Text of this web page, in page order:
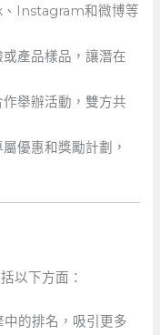
Instagram和微博等
或產品樣品，讓潛在
作舉辦活動，雙方共
優惠和獎勵計劃，
以下方面：
中的排名，吸引更多